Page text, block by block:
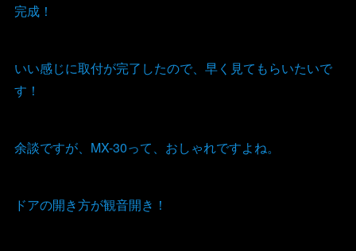
完成！
いい感じに取付が完了したので、早く見てもらいたいで
す！
余談ですが、MX-30って、おしゃれですよね。
ドアの開き方が観音開き！